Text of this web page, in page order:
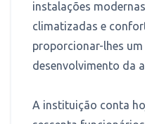
instalações
climatizadas e
proporcionar-lhes
desenvolvimento da
A instituição conta